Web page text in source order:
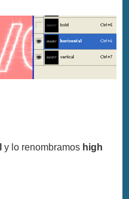
y lo renombramos high